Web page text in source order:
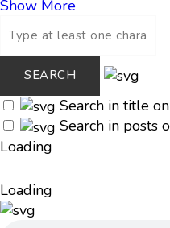
Show More
Search in title
Search in posts
Loading
Loading